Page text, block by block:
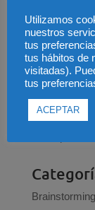
Los 5
permitir
No, no, no y
de emprender
Preguntas
negocio
Brainstorming
Utilizamos
nuestros
tus
tus hábitos de
visitadas).
tus
ACEPTAR